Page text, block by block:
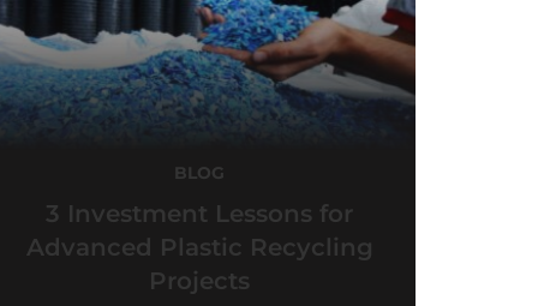
BLOG
3 Investment Lessons for
Advanced Plastic Recycling
Projects